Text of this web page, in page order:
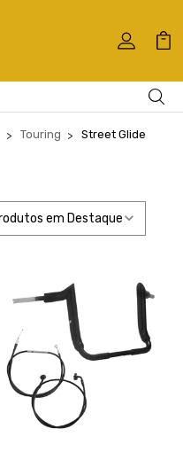
Touring Street Glide